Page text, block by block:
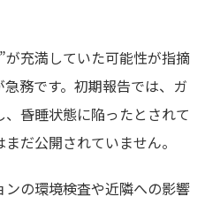
充満していた可能性が指摘
務です。初期報告では、ガ
昏睡状態に陥ったとされて
だ公開されていません。
の環境検査や近隣への影響